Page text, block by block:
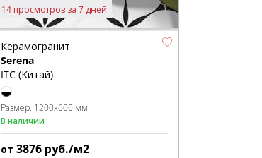
14 просмотров за 7 дней
Керамогранит
Serena
ITC (Китай)
Размер: 1200x600 мм
В наличии
от 3876 руб./м2